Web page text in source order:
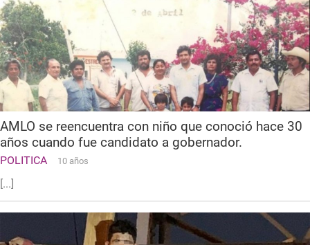
AMLO se reencuentra con niño que conoció hace 30
años cuando fue candidato a gobernador.
POLITICA 10 años
[...]